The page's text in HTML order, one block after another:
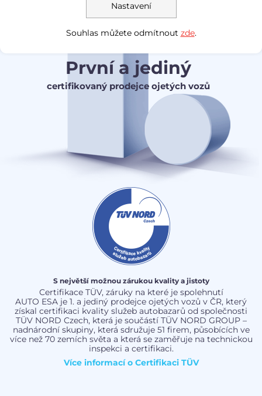
První a jediný
certifikovaný prodejce ojetých vozů
S největší možnou zárukou kvality a jistoty
Certifikace TÜV, záruky na které je spolehnutí
AUTO ESA je 1. a jediný prodejce ojetých vozů v ČR, který
získal certifikaci kvality služeb autobazarů od společnosti
TÜV NORD Czech, která je součástí TÜV NORD GROUP –
nadnárodní skupiny, která sdružuje 51 firem, působících ve
více než 70 zemích světa a která se zaměřuje na technickou
inspekci a certifikaci.
Více informací o Certifikaci TÜV
Nastavení
Souhlas můžete odmítnout zde.